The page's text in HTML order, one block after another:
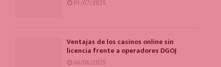
01/07/2025
Ventajas de los casinos online sin
licencia frente a operadores DGOJ
06/06/2025